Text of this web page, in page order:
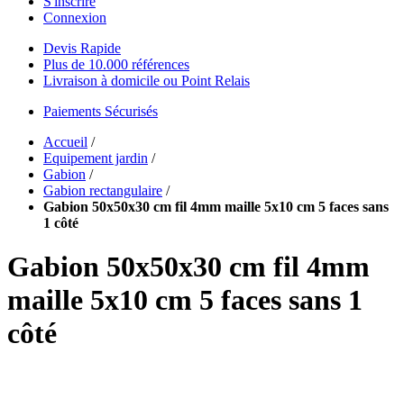
Connexion
Devis Rapide
Plus de 10.000 références
Livraison à domicile ou Point Relais
Paiements Sécurisés
Accueil /
Equipement jardin /
Gabion /
Gabion rectangulaire /
Gabion 50x50x30 cm fil 4mm maille 5x10 cm 5 faces sans
1 côté
Gabion 50x50x30 cm fil 4mm
maille 5x10 cm 5 faces sans 1
côté